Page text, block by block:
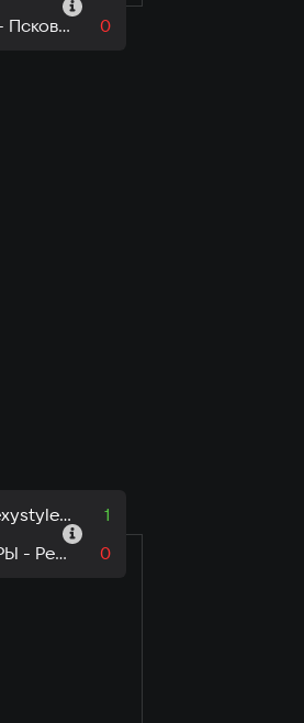
PskovSU - Псковская область
0
Smokinsexystyle - Донецкая Народная Республика
1
АВИАТОРЫ - Республика Татарстан
0